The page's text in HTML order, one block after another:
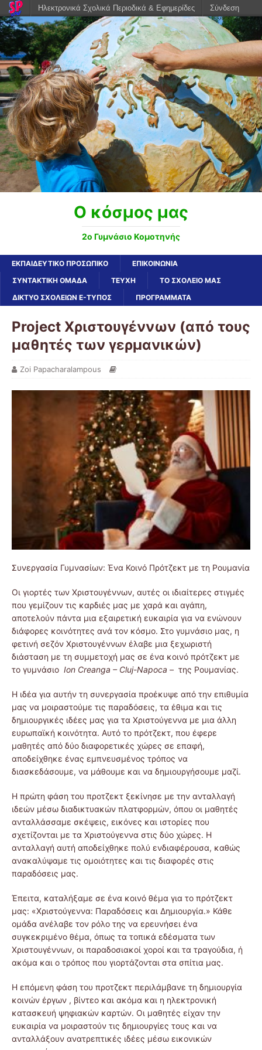
Ο κόσμος μας
2ο Γυμνάσιο Κομοτηνής
ΕΚΠΑΙΔΕΥΤΙΚΌ ΠΡΟΣΩΠΙΚΌ
ΕΠΙΚΟΙΝΩΝΙΑ
ΣΥΝΤΑΚΤΙΚΗ ΟΜΑΔΑ
ΤΕΥΧΗ
ΤΟ ΣΧΟΛΕΙΟ ΜΑΣ
ΔΙΚΤΥΟ ΣΧΟΛΕΙΩΝ E-ΤΎΠΟΣ
ΠΡΟΓΡΑΜΜΑΤΑ
Project Χριστουγέννων (από τους
μαθητές των γερμανικών)
Zoi Papacharalampous
Συνεργασία Γυμνασίων: Ένα Κοινό Πρότζεκτ με τη Ρουμανία
Οι γιορτές των Χριστουγέννων, αυτές οι ιδιαίτερες στιγμές
που γεμίζουν τις καρδιές μας με χαρά και αγάπη,
αποτελούν πάντα μια εξαιρετική ευκαιρία για να ενώνουν
διάφορες κοινότητες ανά τον κόσμο. Στο γυμνάσιο μας, η
φετινή σεζόν Χριστουγέννων έλαβε μια ξεχωριστή
διάσταση με τη συμμετοχή μας σε ένα κοινό πρότζεκτ με
το γυμνάσιο Ion Creanga – Cluj-Napoca – της Ρουμανίας.
Η ιδέα για αυτήν τη συνεργασία προέκυψε από την επιθυμία
μας να μοιραστούμε τις παραδόσεις, τα έθιμα και τις
δημιουργικές ιδέες μας για τα Χριστούγεννα με μια άλλη
ευρωπαϊκή κοινότητα. Αυτό το πρότζεκτ, που έφερε
μαθητές από δύο διαφορετικές χώρες σε επαφή,
αποδείχθηκε ένας εμπνευσμένος τρόπος να
διασκεδάσουμε, να μάθουμε και να δημιουργήσουμε μαζί.
Η πρώτη φάση του προτζεκτ ξεκίνησε με την ανταλλαγή
ιδεών μέσω διαδικτυακών πλατφορμών, όπου οι μαθητές
ανταλλάσσαμε σκέψεις, εικόνες και ιστορίες που
σχετίζονται με τα Χριστούγεννα στις δύο χώρες. Η
ανταλλαγή αυτή αποδείχθηκε πολύ ενδιαφέρουσα, καθώς
ανακαλύψαμε τις ομοιότητες και τις διαφορές στις
παραδόσεις μας.
Έπειτα, καταλήξαμε σε ένα κοινό θέμα για το πρότζεκτ
μας: «Χριστούγεννα: Παραδόσεις και Δημιουργία.» Κάθε
ομάδα ανέλαβε τον ρόλο της να ερευνήσει ένα
συγκεκριμένο θέμα, όπως τα τοπικά εδέσματα των
Χριστουγέννων, οι παραδοσιακοί χοροί και τα τραγούδια, ή
ακόμα και ο τρόπος που γιορτάζονται στα σπίτια μας.
Η επόμενη φάση του προτζεκτ περιλάμβανε τη δημιουργία
κοινών έργων , βίντεο και ακόμα και η ηλεκτρονική
κατασκευή ψηφιακών καρτών. Οι μαθητές είχαν την
ευκαιρία να μοιραστούν τις δημιουργίες τους και να
ανταλλάξουν ανατρεπτικές ιδέες μέσω εικονικών
Ηλεκτρονικά Σχολικά Περιοδικά & Εφημερίδες Σύνδεση